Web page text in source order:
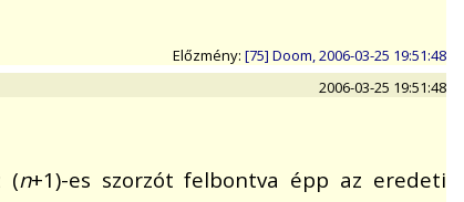
Előzmény: [75] Doom, 2006-03-25 19:51:48
2006-03-25 19:51:48
(n+1)-es szorzót felbontva épp az eredeti